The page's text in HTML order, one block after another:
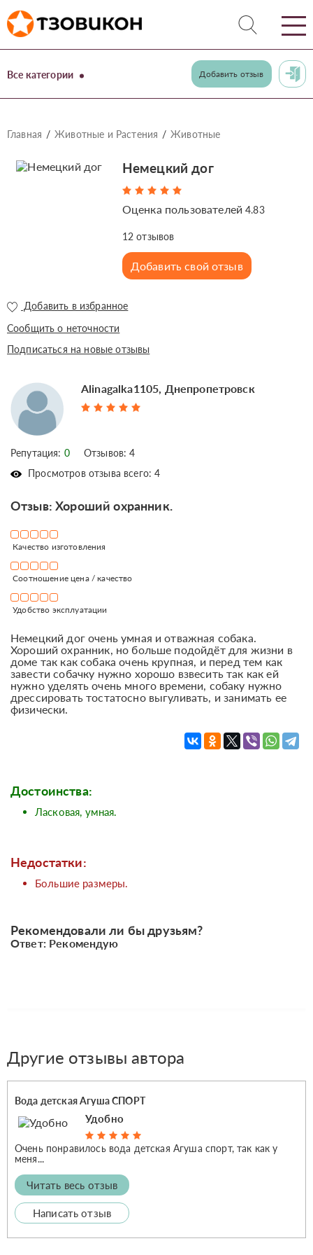
Все категории Добавить отзыв
Главная Животные и Растения Животные
Немецкий дог
Оценка пользователей4.83
12 отзывов
Добавить свой отзыв
Добавить в избранное
Сообщить о неточности
Подписаться на новые отзывы
Alinagalka1105, Днепропетровск
Репутация: 0
Отзывов: 4
Просмотров отзыва всего: 4
Отзыв: Хороший охранник.
Качество изготовления
Соотношение цена / качество
Удобство эксплуатации
Немецкий дог очень умная и отважная собака.
Хороший охранник, но больше подойдёт для жизни в
доме так как собака очень крупная, и перед тем как
завести собачку нужно хорошо взвесить так как ей
нужно уделять очень много времени, собаку нужно
дрессировать тостатосно выгуливать, и занимать ее
физически.
Достоинства:
Ласковая, умная.
Недостатки:
Большие размеры.
Рекомендовали ли бы друзьям?
Ответ: Рекомендую
Другие отзывы автора
Вода детская Агуша СПОРТ
Удобно
Очень понравилось вода детская Агуша спорт, так как у
меня...
Читать весь отзыв
Написать отзыв